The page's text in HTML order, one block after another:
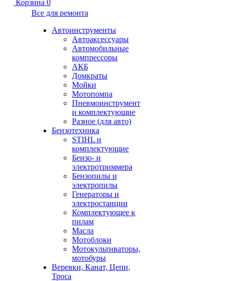
Корзина 0
Все для ремонта
Автоинструменты
Автоаксессуары
Автомобильные
компрессоры
АКБ
Домкраты
Мойки
Мотопомпа
Пневмоинструмент
и комплектующие
Разное (для авто)
Бензотехника
STIHL и
комплектующие
Бензо- и
электротриммера
Бензопилы и
электропилы
Генераторы и
электростанции
Комплектующее к
пилам
Масла
Мотоблоки
Мотокультиваторы,
мотобуры
Веревки, Канат, Цепи,
Троса